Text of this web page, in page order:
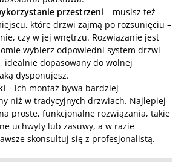
przestrzeni – musisz też
które drzwi zajmą po rozsunięciu –
czy w jej wnętrzu. Rozwiązanie jest
wybierz odpowiedni system drzwi
idealnie dopasowany do wolnej
dysponujesz.
– ich montaż bywa bardziej
niż w tradycyjnych drzwiach. Najlepiej
proste, funkcjonalne rozwiązania, takie
uchwyty lub zasuwy, a w razie
skonsultuj się z profesjonalistą.